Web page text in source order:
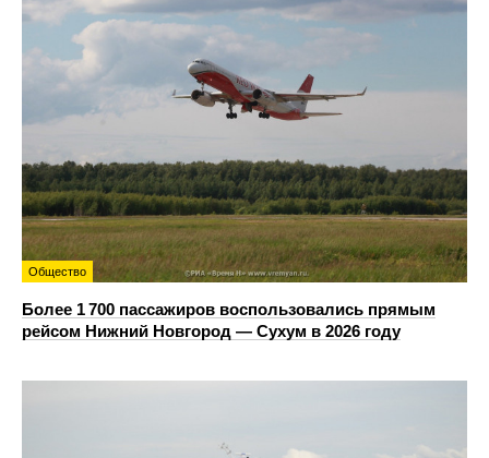
Общество
Более 1 700 пассажиров воспользовались прямым
рейсом Нижний Новгород — Сухум в 2026 году